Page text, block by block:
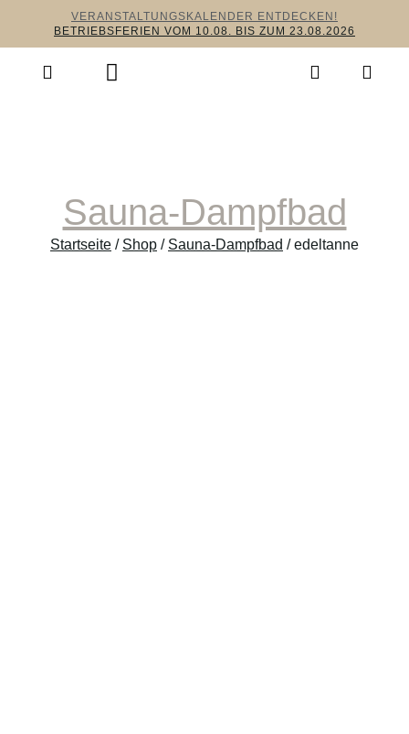
VERANSTALTUNGSKALENDER ENTDECKEN!
BETRIEBSFERIEN VOM 10.08. BIS ZUM 23.08.2026
Sauna-Dampfbad
Startseite / Shop / Sauna-Dampfbad / edeltanne